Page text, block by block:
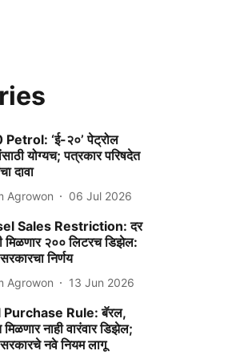
Petrol: ‘ई-२०’ पेट्रोल
योग्यच; पत्रकार परिषदेत
दावा
Agrowon 06 Jul 2026
Sales Restriction: दर
मिळणार २०० लिटरच डिझेल:
निर्णय
Agrowon 13 Jun 2026
Purchase Rule: बॅरल,
मिळणार नाही वारंवार डिझेल;
सरकारचे नवे नियम लागू